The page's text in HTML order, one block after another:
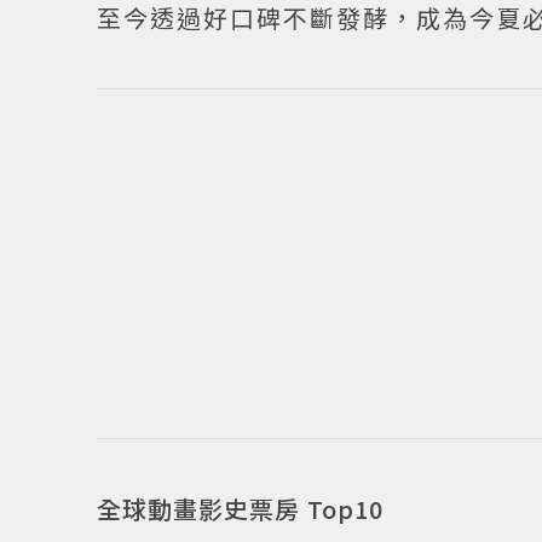
至今透過好口碑不斷發酵，成為今夏
全球動畫影史票房 Top10